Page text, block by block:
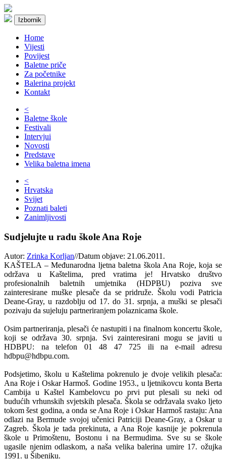
Izbornik
Home
Vijesti
Povijest
Baletne priče
Za početnike
Balerina projekt
Kontakt
<
Baletne škole
Festivali
Intervjui
Novosti
Predstave
Velika baletna imena
<
Hrvatska
Svijet
Poznati baleti
Zanimljivosti
Sudjelujte u radu škole Ana Roje
Autor: Zrinka Korljan//Datum objave: 21.06.2011.
KAŠTELA – Međunarodna ljetna baletna škola Ana Roje, koja se
održava u Kaštelima, pred vratima je! Hrvatsko društvo
profesionalnih baletnih umjetnika (HDPBU) poziva sve
zainteresirane muške plesače da se pridruže. Školu vodi Patricia
Deane-Gray, u razdoblju od 17. do 31. srpnja, a muški se plesači
pozivaju da sujeluju partneriranjem polaznicama škole.
Osim partneriranja, plesači će nastupiti i na finalnom koncertu škole,
koji se održava 30. srpnja. Svi zainteresirani mogu se javiti u
HDBPU: na telefon 01 48 47 725 ili na e-mail adresu
hdbpu@hdbpu.com.
Podsjetimo, školu u Kaštelima pokrenulo je dvoje velikih plesača:
Ana Roje i Oskar Harmoš. Godine 1953., u ljetnikovcu konta Berta
Cambija u Kaštel Kambelovcu po prvi put plesali su neki od
budućih vrhunskih svjetskih plesača. Škola se održavala svako ljeto
tokom šest godina, a onda se Ana Roje i Oskar Harmoš rastaju: Ana
odlazi na Bermude svojoj učenici Patriciji Deane-Gray, a Oskar u
Zagreb. Škola je tada prekinuta, a Ana Roje kasnije je pokrenula
škole u Primoštenu, Bostonu i na Bermudima. Sve su se škole
ugasile njenim odlaskom, a naša velika balerina umire 17. ožujka
1991. u Šibeniku.